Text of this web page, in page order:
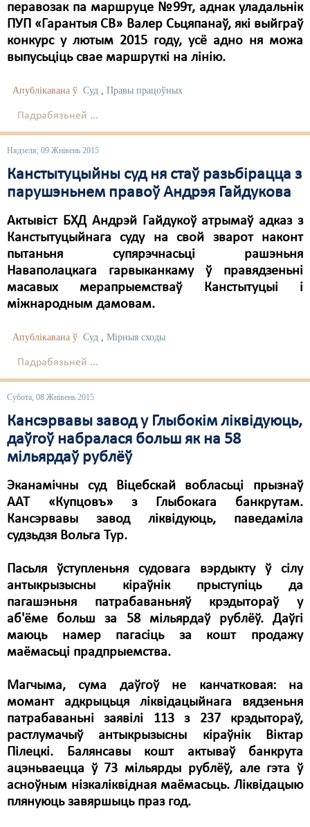
перавозак па маршруце №99т, аднак уладальнік
ПУП «Гарантыя СВ» Валер Сьцяпанаў, які выйграў
конкурс у лютым 2015 году, усё адно ня можа
выпусьціць свае маршруткі на лінію.
Апублікавана ў Суд , Правы працоўных
Падрабязьней ...
Нядзеля, 09 Жнівень 2015
Канстытуцыйны суд ня стаў разьбірацца з
парушэньнем правоў Андрэя Гайдукова
Актывіст БХД Андрэй Гайдукоў атрымаў адказ з
Канстытуцыйнага суду на свой зварот наконт
пытаньня супярэчнасьці рашэньня
Наваполацкага гарвыканкаму ў правядзеньні
масавых мерапрыемстваў Канстытуцыі і
міжнародным дамовам.
Апублікавана ў Суд , Мірныя сходы
Падрабязьней ...
Субота, 08 Жнівень 2015
Кансэрвавы завод у Глыбокім ліквідуюць,
даўгоў набралася больш як на 58
мільярдаў рублёў
Эканамічны суд Віцебскай вобласьці прызнаў
ААТ «Купцовъ» з Глыбокага банкрутам.
Кансэрвавы завод ліквідуюць, паведаміла
судзьдзя Вольга Тур.
Пасьля ўступленьня судовага вэрдыкту ў сілу
антыкрызысны кіраўнік прыступіць да
пагашэньня патрабаваньняў крэдытораў у
аб'ёме больш за 58 мільярдаў рублёў. Даўгі
маюць намер пагасіць за кошт продажу
маёмасьці прадпрыемства.
Магчыма, сума даўгоў не канчатковая: на
момант адкрыцьця лiквiдацыйнага вядзеньня
патрабаваньні заявілі 113 з 237 крэдытораў,
растлумачыў антыкрызысны кіраўнік Віктар
Пілецкі. Балянсавы кошт актываў банкрута
ацэньваецца ў 73 мільярды рублёў, але гэта ў
асноўным нізкаліквідная маёмасьць. Ліквідацыю
плянуюць завяршыць праз год.
Правы працоўных
Сацыяльныя правы